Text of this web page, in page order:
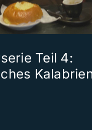
Teil 4: